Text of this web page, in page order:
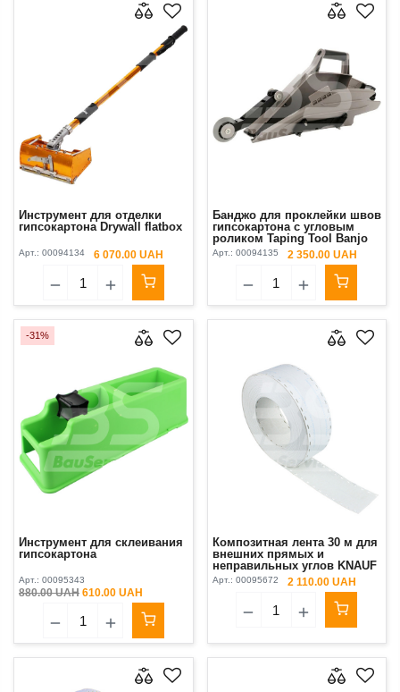
Инструмент для отделки
гипсокартона Drywall flatbox
Арт.: 00094134 6 070.00 UAH
Банджо для проклейки швов
гипсокартона с угловым
роликом Taping Tool Banjo
Арт.: 00094135 2 350.00 UAH
-31%
Инструмент для склеивания
гипсокартона
Арт.: 00095343
880.00 UAH 610.00 UAH
Композитная лента 30 м для
внешних прямых и
неправильных углов KNAUF
Corner Flex
Арт.: 00095672 2 110.00 UAH